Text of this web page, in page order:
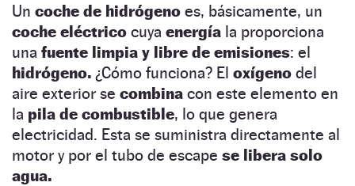
Un coche de hidrógeno es, básicamente, un
coche eléctrico cuya energía la proporciona
una fuente limpia y libre de emisiones: el
hidrógeno. ¿Cómo funciona? El oxígeno del
aire exterior se combina con este elemento en
la pila de combustible, lo que genera
electricidad. Esta se suministra directamente al
motor y por el tubo de escape se libera solo
agua.